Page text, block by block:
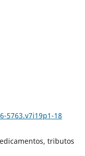
5763.v7i19p1-18
tributos